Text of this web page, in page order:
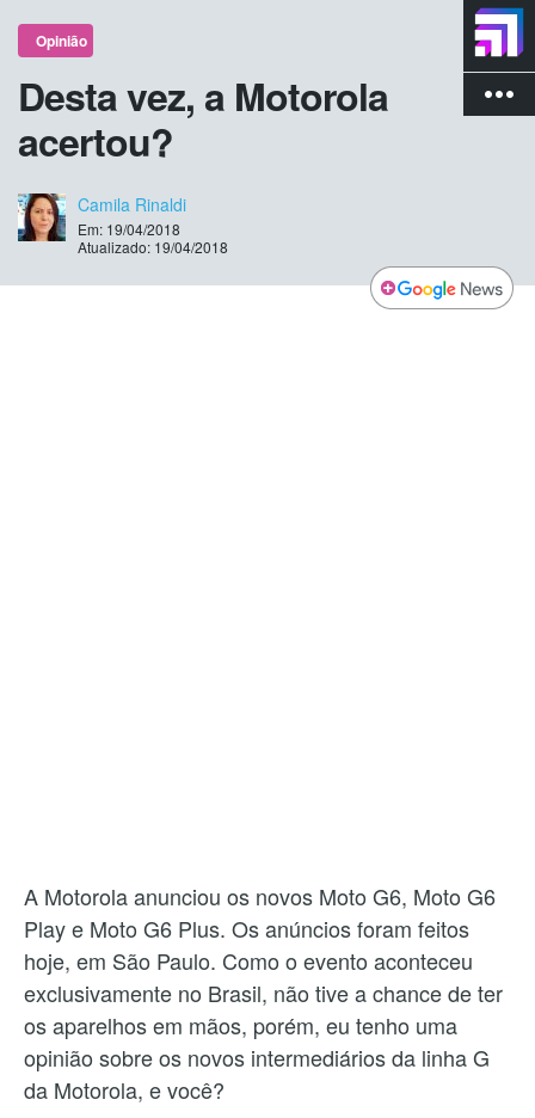
more_vert
Opinião
Desta vez, a Motorola
acertou?
Camila Rinaldi
Em: 19/04/2018
Atualizado: 19/04/2018
A Motorola anunciou os novos Moto G6, Moto G6
Play e Moto G6 Plus. Os anúncios foram feitos
hoje, em São Paulo. Como o evento aconteceu
exclusivamente no Brasil, não tive a chance de ter
os aparelhos em mãos, porém, eu tenho uma
opinião sobre os novos intermediários da linha G
da Motorola, e você?